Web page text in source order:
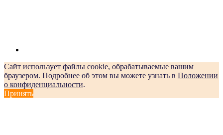
Сайт использует файлы cookie, обрабатываемые вашим
браузером. Подробнее об этом вы можете узнать в Положении
о конфиденциальности.
Принять